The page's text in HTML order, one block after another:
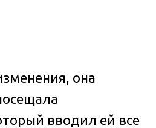
она
вводил ей все